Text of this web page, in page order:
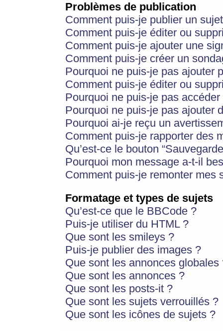
Problèmes de publication
Comment puis-je publier un
Comment puis-je éditer ou
Comment puis-je ajouter une
Comment puis-je créer un
Pourquoi ne puis-je pas ajouter
Comment puis-je éditer ou
Pourquoi ne puis-je pas
Pourquoi ne puis-je pas ajouter
Pourquoi ai-je reçu un
Comment puis-je rapporter des
Qu’est-ce le bouton
Pourquoi mon message a-t-il
Comment puis-je remonter mes
Formatage et types de sujets
Qu’est-ce que le BBCode ?
Puis-je utiliser du HTML ?
Que sont les smileys ?
Puis-je publier des images ?
Que sont les annonces globales
Que sont les annonces ?
Que sont les posts-it ?
Que sont les sujets verrouillés ?
Que sont les icônes de sujets ?